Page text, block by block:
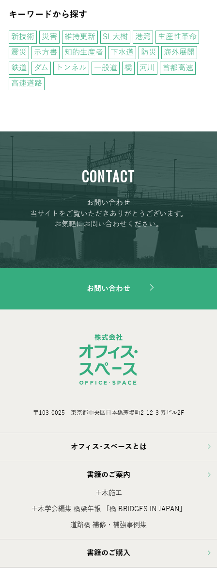
キーワードから探す
新技術 災害 維持更新 SL大樹 港湾
生産性革命
震災
示方書 知的生産者 下水道 防災
海外展開
鉄道
ダム トンネル 一般道 橋 河川
首都高速
高速道路
CONTACT
お問い合わせ
当サイトをご覧いただきありがとうございます。
お気軽にお問い合わせください。
お問い合わせ
〒103-0025 東京都中央区日本橋茅場町2-12-3 寿ビル2F
オフィス･スペースとは
書籍のご案内
土木施工
土木学会編集 橋梁年報 「橋 BRIDGES IN JAPAN」
道路橋 補修・補強事例集
書籍のご購入